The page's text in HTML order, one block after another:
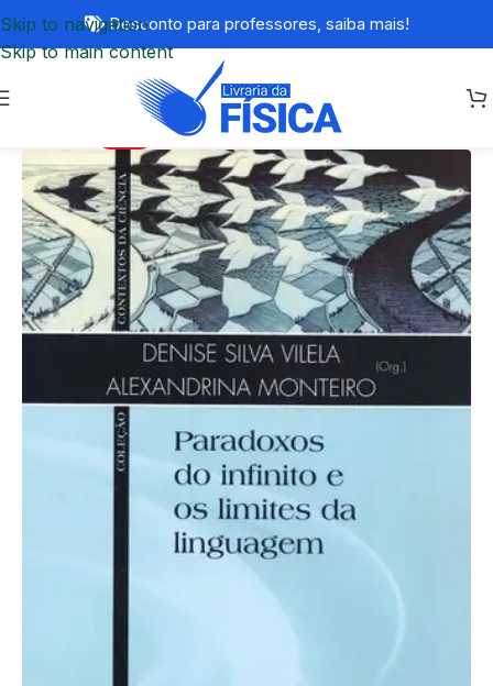
Skip to navigation
Skip to main content
Desconto para professores, saiba mais!